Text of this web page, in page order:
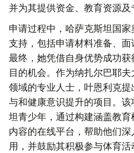
并为其提供资金、教育资源及
申请过程中，哈萨克斯坦国
支持，包括申请材料准备、面
最终，她凭借自身优势成功
目的机会。作为纳扎尔巴耶
领域的专业人士，叶恩利克
与和健康意识提升的项目。
坦青少年，通过构建涵盖教
内容的在线平台，帮助他们
用，并鼓励其积极参与体育活